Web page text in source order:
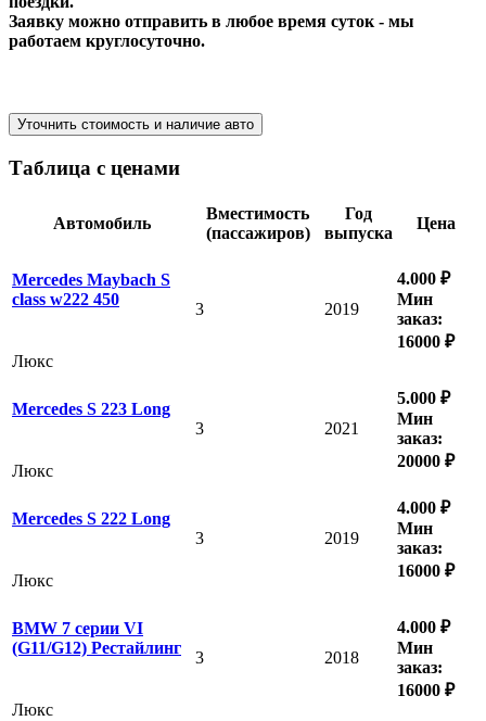
Заявку можно отправить в любое время суток - мы
работаем круглосуточно.
Уточнить стоимость и наличие авто
Таблица с ценами
Автомобиль
Вместимость
(пассажиров)
Год
выпуска
Цена
Mercedes Maybach S
class w222 450
Люкс
3 2019
4.000 ₽
Мин
заказ:
16000 ₽
Mercedes S 223 Long
Люкс
3 2021
5.000 ₽
Мин
заказ:
20000 ₽
Mercedes S 222 Long
Люкс
3 2019
4.000 ₽
Мин
заказ:
16000 ₽
BMW 7 серии VI
(G11/G12) Рестайлинг
Люкс
3 2018
4.000 ₽
Мин
заказ:
16000 ₽